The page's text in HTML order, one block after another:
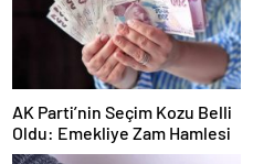
AK Parti’nin Seçim Kozu Belli
Oldu: Emekliye Zam Hamlesi